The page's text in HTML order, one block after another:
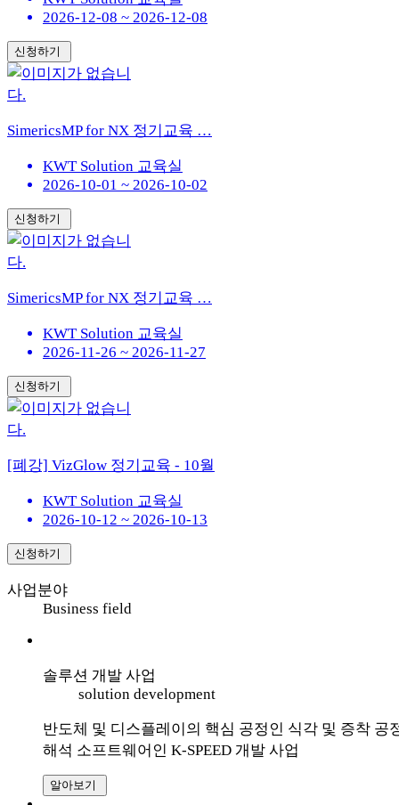
2026-12-08 ~ 2026-12-08
신청하기
SimericsMP for NX 정기교육 …
KWT Solution 교육실
2026-10-01 ~ 2026-10-02
신청하기
SimericsMP for NX 정기교육 …
KWT Solution 교육실
2026-11-26 ~ 2026-11-27
신청하기
[폐강] VizGlow 정기교육 - 10월
KWT Solution 교육실
2026-10-12 ~ 2026-10-13
신청하기
사업분야
Business field
솔루션 개발 사업
solution development
반도체 및 디스플레이의 핵심 공정인 식각 및 증착 공
해석 소프트웨어인 K-SPEED 개발 사업
알아보기